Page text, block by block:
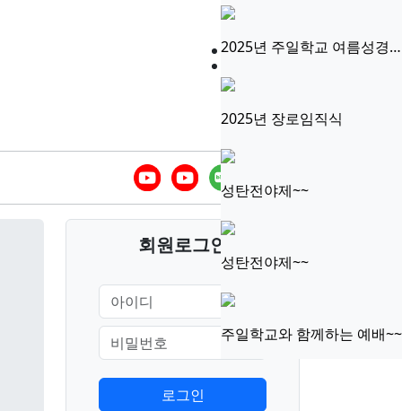
접속자16
2025년 주일학교 여름성경…
2025년 장로임직식
성탄전야제~~
성탄전야제~~
주일학교와 함께하는 예배~~
회원로그인